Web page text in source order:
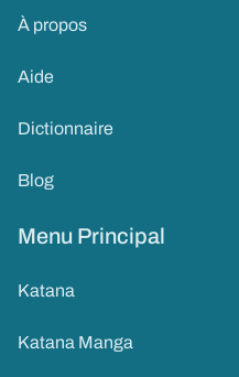
À propos
Aide
Dictionnaire
Blog
Menu Principal
Katana
Katana Manga